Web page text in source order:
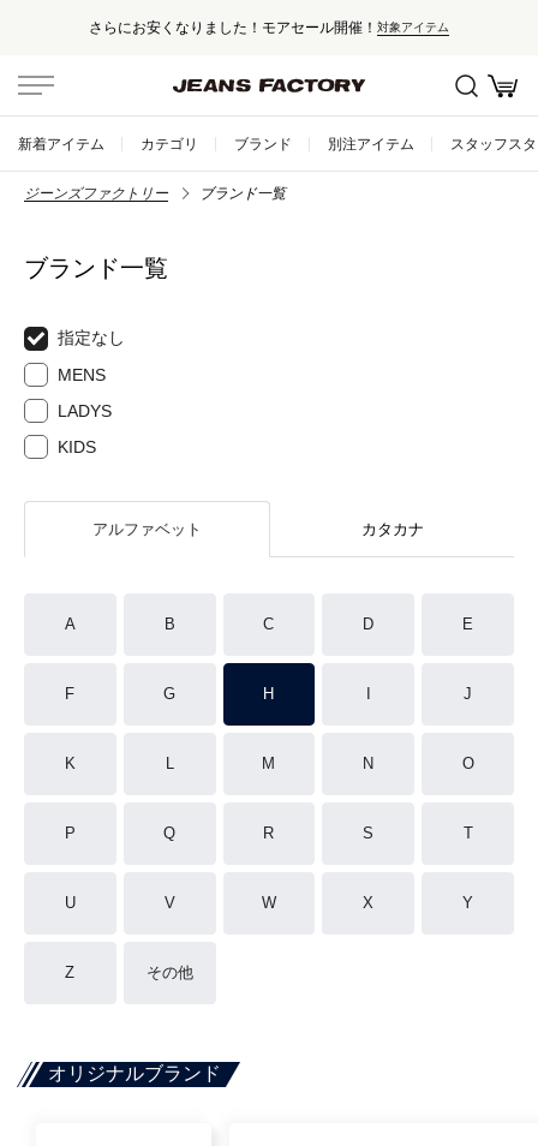
さらにお安くなりました！モアセール開催！ 対象アイテム
新着アイテム カテゴリ ブランド 別注アイテム スタッフス
ジーンズファクトリー ブランド一覧
ブランド一覧
指定なし
MENS
LADYS
KIDS
アルファベット カタカナ
A B C D E
F G H J
K L M N O
P Q R S T
U V W X Y
Z その他
オリジナルブランド